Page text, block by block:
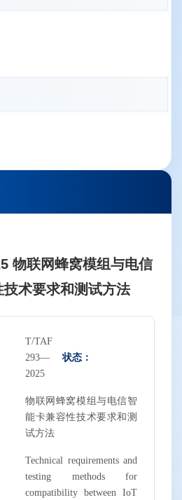
物联网蜂窝模组与电信
术要求和测试方法
T/TAF
293—
2025
状态：
物联网蜂窝模组与电信智
能卡兼容性技术要求和测
试方法
Technical requirements and
testing methods for
compatibility between IoT